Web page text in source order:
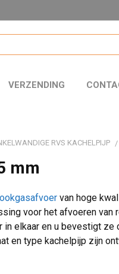
VERZENDING
RVS KACHELPIJP
mm
van hoge
voor het afvoeren van
elkaar en u bevestigt ze
en type kachelpijp zijn